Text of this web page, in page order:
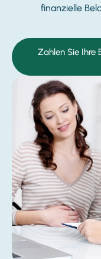
finanzielle
Zahlen Sie Ihre